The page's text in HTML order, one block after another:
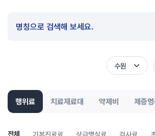
수원
행위료 치료재료대 약제비 제증
전체